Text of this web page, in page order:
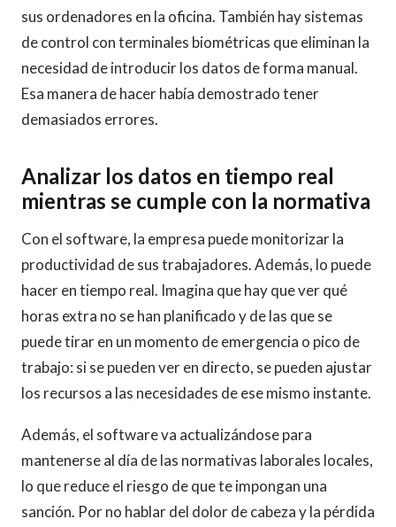
sus ordenadores en la oficina. También hay sistemas
de control con terminales biométricas que eliminan la
necesidad de introducir los datos de forma manual.
Esa manera de hacer había demostrado tener
demasiados errores.
Analizar los datos en tiempo real
mientras se cumple con la normativa
Con el software, la empresa puede monitorizar la
productividad de sus trabajadores. Además, lo puede
hacer en tiempo real. Imagina que hay que ver qué
horas extra no se han planificado y de las que se
puede tirar en un momento de emergencia o pico de
trabajo: si se pueden ver en directo, se pueden ajustar
los recursos a las necesidades de ese mismo instante.
Además, el software va actualizándose para
mantenerse al día de las normativas laborales locales,
lo que reduce el riesgo de que te impongan una
sanción. Por no hablar del dolor de cabeza y la pérdida